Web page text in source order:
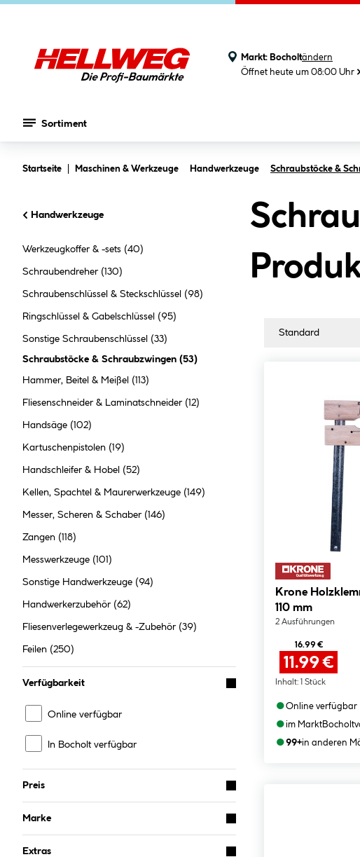
Markt: Bocholtändern
Öffnet heute um 08:00 Uhr
Sortiment
Startseite Maschinen & Werkzeuge Handwerkzeuge Schraubstöcke &
Handwerkzeuge
Werkzeugkoffer & -sets (40)
Schraubendreher (130)
Schraubenschlüssel & Steckschlüssel (98)
Ringschlüssel & Gabelschlüssel (95)
Sonstige Schraubenschlüssel (33)
Schraubstöcke & Schraubzwingen (53)
Hammer, Beitel & Meißel (113)
Fliesenschneider & Laminatschneider (12)
Handsäge (102)
Kartuschenpistolen (19)
Handschleifer & Hobel (52)
Kellen, Spachtel & Maurerwerkzeuge (149)
Messer, Scheren & Schaber (146)
Zangen (118)
Messwerkzeuge (101)
Sonstige Handwerkzeuge (94)
Handwerkerzubehör (62)
Fliesenverlegewerkzeug & -Zubehör (39)
Feilen (250)
Verfügbarkeit
Online verfügbar
In Bocholt verfügbar
Preis
Marke
Extras
Krone Holzklemmzwinge 200 x
110 mm
2 Ausführungen
16.99 €
11.99 €
Inhalt: 1 Stück
●Online verfügbar
●im MarktBocholt
●99+in anderen